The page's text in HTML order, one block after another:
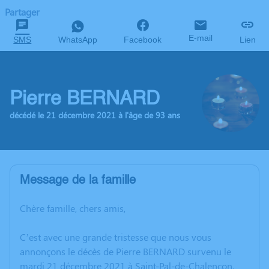
Partager
SMS WhatsApp Facebook E-mail Lien
Pierre BERNARD
décédé le 21 décembre 2021 à l'âge de 93 ans
Message de la famille
Chère famille, chers amis,
C’est avec une grande tristesse que nous vous
annonçons le décès de Pierre BERNARD survenu le
mardi 21 décembre 2021 à Saint-Pal-de-Chalencon.